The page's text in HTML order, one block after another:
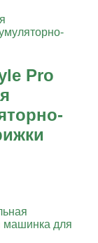
Pro